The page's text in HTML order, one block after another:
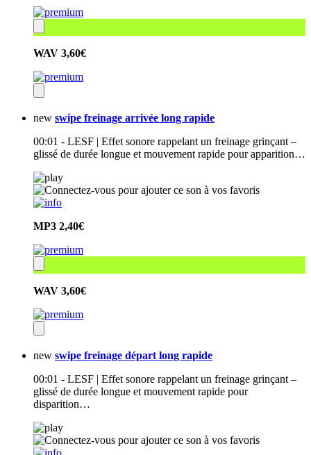
WAV 3,60€
new swipe freinage arrivée long rapide
00:01 - LESF | Effet sonore rappelant un freinage grinçant –
glissé de durée longue et mouvement rapide pour apparition…
MP3 2,40€
WAV 3,60€
new swipe freinage départ long rapide
00:01 - LESF | Effet sonore rappelant un freinage grinçant –
glissé de durée longue et mouvement rapide pour
disparition…